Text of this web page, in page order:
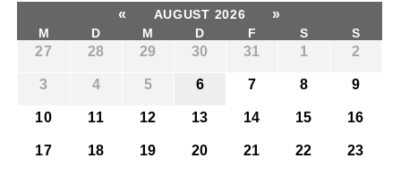
« AUGUST 2026 »
M D M D F S S
27 28 29 30 31 1 2
3 4 5 6 7 8 9
10 11 12 13 14 15 16
17 18 19 20 21 22 23